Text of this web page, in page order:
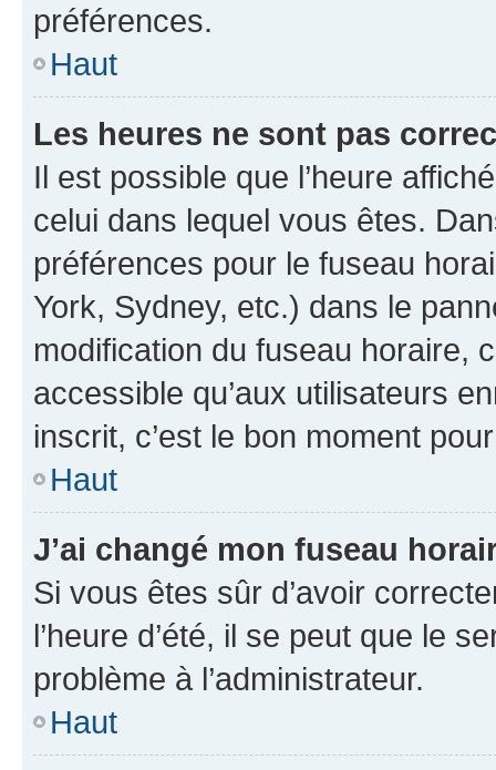
préférences.
Haut
Les heures ne sont pas
Il est possible que l’heure
celui dans lequel vous êtes.
préférences pour le fuseau
York, Sydney, etc.) dans le
modification du fuseau horaire,
accessible qu’aux utilisateurs
inscrit, c’est le bon moment
Haut
J’ai changé mon fuseau
Si vous êtes sûr d’avoir
l’heure d’été, il se peut que le
problème à l’administrateur.
Haut